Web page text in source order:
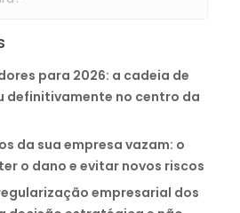
para 2026: a cadeia de
definitivamente no centro da
da sua empresa vazam: o
o dano e evitar novos riscos
empresarial dos